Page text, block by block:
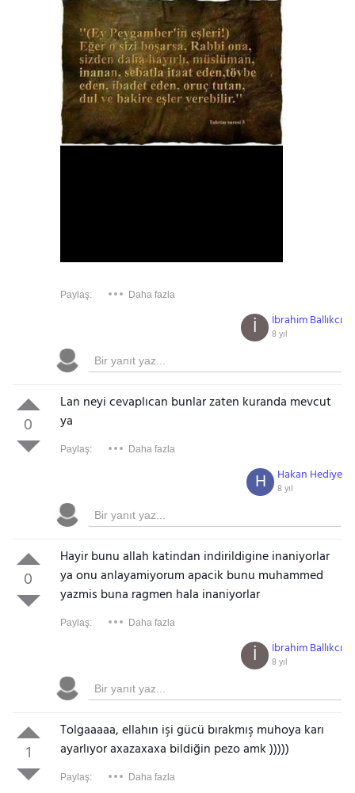
Paylaş: Daha fazla
İbrahim Ballıkcı
8 yıl
İ
0
Lan neyi cevaplıcan bunlar zaten kuranda mevcut
ya
Paylaş: Daha fazla
Hakan Hediye
8 yıl
H
0
Hayir bunu allah katindan indirildigine inaniyorlar
ya onu anlayamiyorum apacik bunu muhammed
yazmis buna ragmen hala inaniyorlar
Paylaş: Daha fazla
İbrahim Ballıkcı
8 yıl
İ
1
Tolgaaaaa, ellahın işi gücü bırakmış muhoya karı
ayarlıyor axazaxaxa bildiğin pezo amk )))))
Paylaş: Daha fazla